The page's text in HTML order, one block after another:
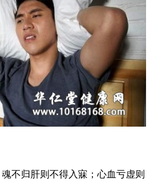
不归肝则不得入寐；心血亏虚则